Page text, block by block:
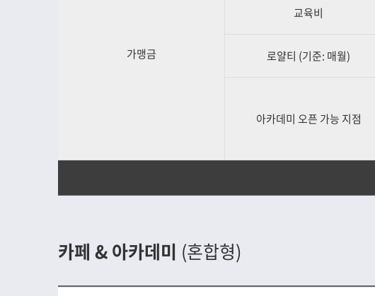
가맹금
교육비
로얄티 (기준: 매월)
아카데미 오픈 가능 지점
카페 & 아카데미 (혼합형)